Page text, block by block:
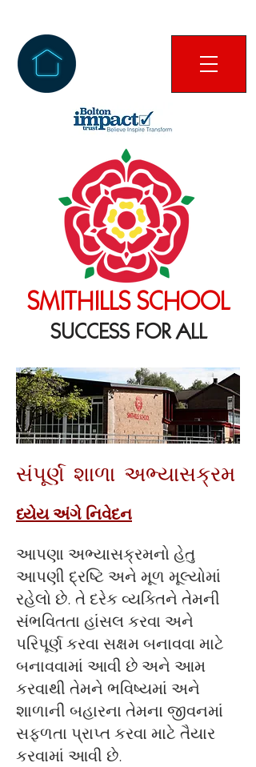
SMITHILLS SCHOOL
SUCCESS FOR ALL
સંપૂર્ણ શાળા અભ્યાસક્રમ
ધ્યેય અંગે નિવેદન
આપણા અભ્યાસક્રમનો હેતુ
આપણી દ્રષ્ટિ અને મૂળ મૂલ્યોમાં
રહેલો છે. તે દરેક વ્યક્તિને તેમની
સંભવિતતા હાંસલ કરવા અને
પરિપૂર્ણ કરવા સક્ષમ બનાવવા માટે
બનાવવામાં આવી છે અને આમ
કરવાથી તેમને ભવિષ્યમાં અને
શાળાની બહારના તેમના જીવનમાં
સફળતા પ્રાપ્ત કરવા માટે તૈયાર
કરવામાં આવી છે.